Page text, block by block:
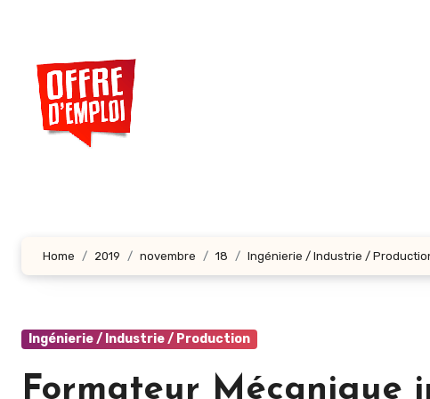
contenu
principal
Home 2019 novembre 18 Ingénierie / Industrie /
Ingénierie / Industrie / Production
Formateur Mécanique